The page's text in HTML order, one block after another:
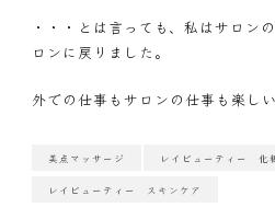
・・・とは言っても、私はサロン
ロンに戻りました。
外での仕事もサロンの仕事も楽し
美点マッサージ レイビューティー 化
レイビューティー スキンケア